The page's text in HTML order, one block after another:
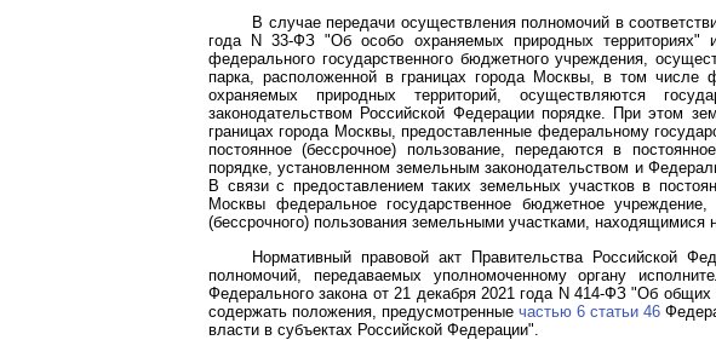
В случае передачи осуществления полномочий в
года N 33-ФЗ "Об особо охраняемых природных
федерального государственного бюджетного учреждения,
парка, расположенной в границах города Москвы, в том числе
охраняемых природных территорий, осуществляются
законодательством Российской Федерации порядке. При этом
границах города Москвы, предоставленные федеральному
постоянное (бессрочное) пользование, передаются в
порядке, установленном земельным законодательством и
В связи с предоставлением таких земельных участков в
Москвы федеральное государственное бюджетное
(бессрочного) пользования земельными участками, находящимися
Нормативный правовой акт Правительства Российской
полномочий, передаваемых уполномоченному органу
Федерального закона от 21 декабря 2021 года N 414-ФЗ "Об
содержать положения, предусмотренные частью 6 статьи 46
власти в субъектах Российской Федерации".